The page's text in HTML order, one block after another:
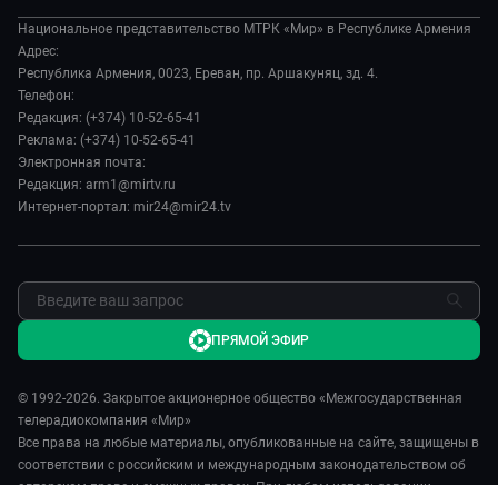
Происшествия
Наука и технологии
Культура
Спорт
Евразия. Культурно
Евразия. Регионы
Наши иностранцы
Пять причин поехать в...
Сделано в Содружестве
Я – волонтер
История
Руководство
Лица мира
Новости
Пресса о нас
Карьера
Национальное представительство МТРК «Мир» в Республике Армения
Адрес:
Республика Армения, 0023, Ереван, пр. Аршакуняц, зд. 4.
Телефон:
Редакция: (+374) 10-52-65-41
Реклама: (+374) 10-52-65-41
Электронная почта:
Редакция: arm1@mirtv.ru
Интернет-портал: mir24@mir24.tv
© 1992-2026. Закрытое акционерное общество «Межгосударственная
телерадиокомпания «Мир»
Все права на любые материалы, опубликованные на сайте, защищены в
соответствии с российским и международным законодательством об
ПРЯМОЙ ЭФИР